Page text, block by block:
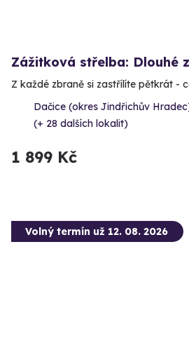
Zážitková střelba: Dlouhé
Z každé zbraně si zastřílíte pětkrát -
Dačice (okres Jindřichův
(+ 28 dalších lokalit)
1 899 Kč
Volný termín už 12. 08. 2026